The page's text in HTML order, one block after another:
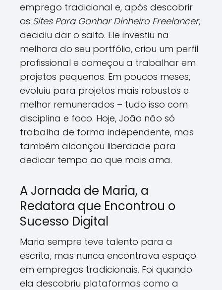
emprego tradicional e, após descobrir
os Sites Para Ganhar Dinheiro Freelancer,
decidiu dar o salto. Ele investiu na
melhora do seu portfólio, criou um perfil
profissional e começou a trabalhar em
projetos pequenos. Em poucos meses,
evoluiu para projetos mais robustos e
melhor remunerados – tudo isso com
disciplina e foco. Hoje, João não só
trabalha de forma independente, mas
também alcançou liberdade para
dedicar tempo ao que mais ama.
A Jornada de Maria, a
Redatora que Encontrou o
Sucesso Digital
Maria sempre teve talento para a
escrita, mas nunca encontrava espaço
em empregos tradicionais. Foi quando
ela descobriu plataformas como a